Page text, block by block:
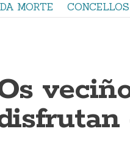
MORTE CONCELLOS